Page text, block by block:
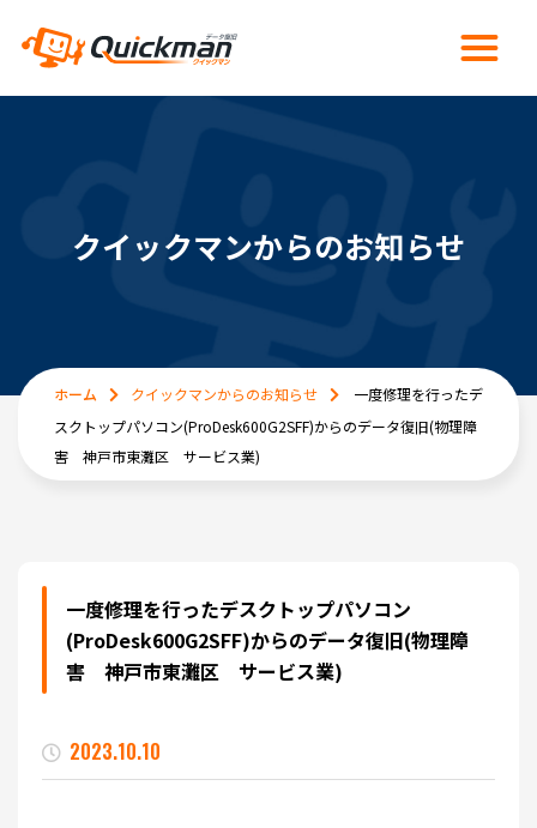
クイックマンからのお知らせ
ホーム クイックマンからのお知らせ
一度修理を行ったデ
スクトップパソコン(ProDesk600G2SFF)からのデータ復旧(物理障
害 神戸市東灘区 サービス業)
一度修理を行ったデスクトップパソコン
(ProDesk600G2SFF)からのデータ復旧(物理障
害 神戸市東灘区 サービス業)
2023.10.10